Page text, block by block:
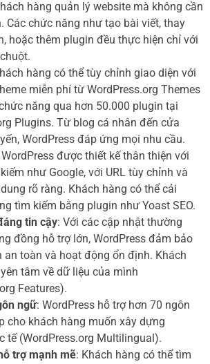
hàng quản lý website mà không cần
Các chức năng như tạo bài viết, thay
hoặc thêm plugin đều thực hiện chỉ với
hàng có thể tùy chỉnh giao diện với
miễn phí từ WordPress.org Themes
năng qua hơn 50.000 plugin tại
Plugins. Từ blog cá nhân đến cửa
WordPress đáp ứng mọi nhu cầu.
WordPress được thiết kế thân thiện với
như Google, với URL tùy chỉnh và
rõ ràng. Khách hàng có thể cải
tìm kiếm bằng plugin như Yoast SEO.
tin cậy: Với các cập nhật thường
đồng hỗ trợ lớn, WordPress đảm bảo
an toàn và hoạt động ổn định. Khách
tâm về dữ liệu của mình
Features).
ngữ: WordPress hỗ trợ hơn 70 ngôn
cho khách hàng muốn xây dựng
tế (WordPress.org Multilingual).
trợ mạnh mẽ: Khách hàng có thể tìm